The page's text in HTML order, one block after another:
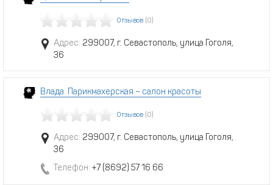
Отзывов (0)
Адрес: 299007, г. Севастополь, улица Гоголя,
36
Влада. Парикмахерская – салон красоты
Отзывов (0)
Адрес: 299007, г. Севастополь, улица Гоголя,
36
Телефон: +7 (8692) 57 16 66